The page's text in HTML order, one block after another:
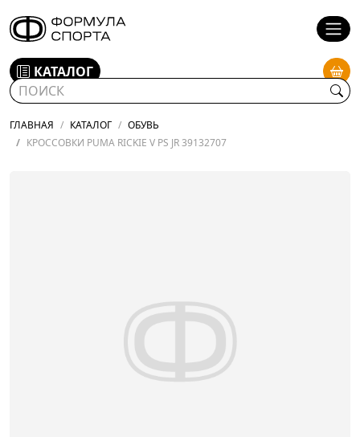
КАТАЛОГ
ГЛАВНАЯ КАТАЛОГ
ОБУВЬ
КРОССОВКИ PUMA RICKIE V PS JR 39132707